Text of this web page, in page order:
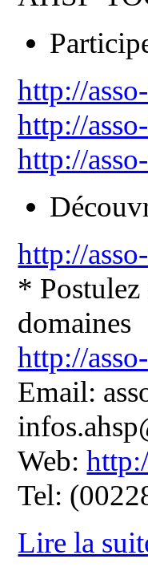
http://
http://
http://
http://
* Postulez
domaines
http://
Email:
Web:
Tel:
Lire la